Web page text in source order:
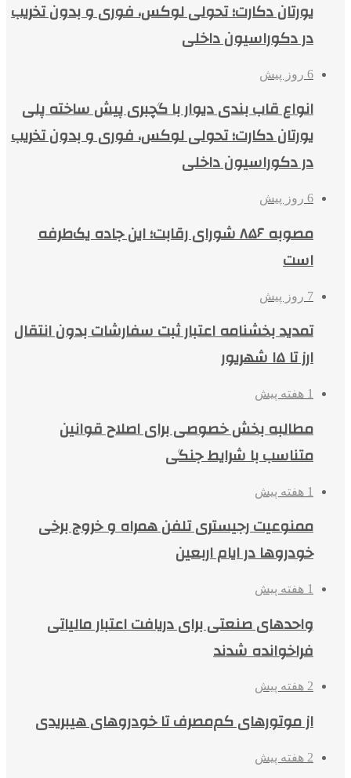
یورتان دکارت؛ تحولی لوکس، فوری و بدون تخریب
در دکوراسیون داخلی
6 روز پیش
انواع قاب بندی دیوار با گچبری پیش ساخته پلی
یورتان دکارت؛ تحولی لوکس، فوری و بدون تخریب
در دکوراسیون داخلی
6 روز پیش
مصوبه ۸۵۶ شورای رقابت؛ این جاده یک‌طرفه
است
7 روز پیش
تمدید بخشنامه اعتبار ثبت سفارشات بدون انتقال
ارز تا ۱۵ شهریور
1 هفته پیش
مطالبه بخش خصوصی برای اصلاح قوانین
متناسب با شرایط جنگی
1 هفته پیش
ممنوعیت رجیستری تلفن همراه و خروج برخی
خودروها در ایام اربعین
1 هفته پیش
واحدهای صنعتی برای دریافت اعتبار مالیاتی
فراخوانده شدند
2 هفته پیش
از موتورهای کم‌مصرف تا خودروهای هیبریدی
2 هفته پیش